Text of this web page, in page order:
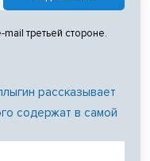
третьей стороне.
рассказывает
содержат в самой